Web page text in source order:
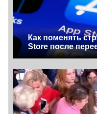
Как поменять
Store после